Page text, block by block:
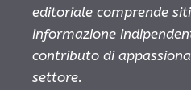
editoriale comprende
informazione
contributo di
settore.